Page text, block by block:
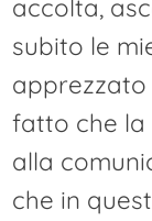
accolta,
subito le
fatto che
alla
che in